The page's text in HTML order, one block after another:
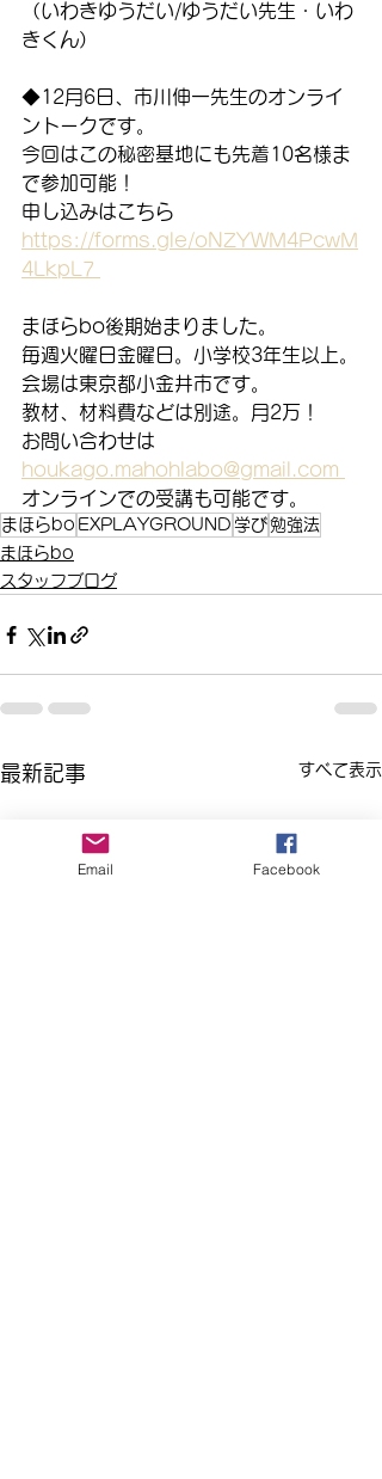
（いわきゆうだい/ゆうだい先生・いわ
きくん）
◆12月6日、市川伸一先生のオンライ
ントークです。
今回はこの秘密基地にも先着10名様ま
で参加可能！
申し込みはこちら
https://forms.gle/oNZYWM4PcwM
4LkpL7
まほらbo後期始まりました。
毎週火曜日金曜日。小学校3年生以上。
会場は東京都小金井市です。
教材、材料費などは別途。月2万！
お問い合わせは
houkago.mahohlabo@gmail.com
オンラインでの受講も可能です。
まほらbo EXPLAYGROUND 学び勉強法
まほらbo
スタッフブログ
最新記事 すべて表示
Email Facebook